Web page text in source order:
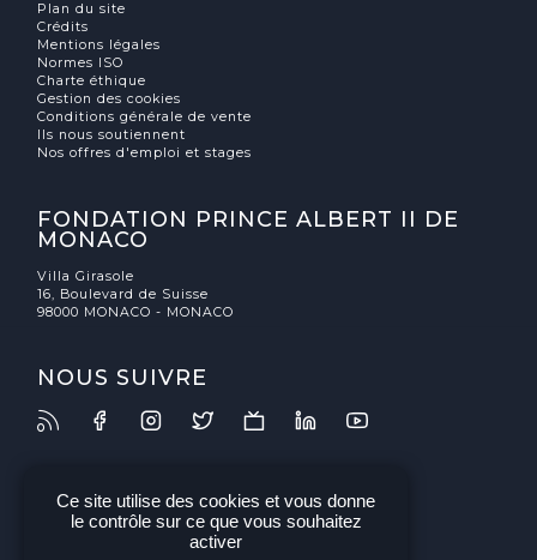
Plan du site
Crédits
Mentions légales
Normes ISO
Charte éthique
Gestion des cookies
Conditions générale de vente
Ils nous soutiennent
Nos offres d'emploi et stages
FONDATION PRINCE ALBERT II DE
MONACO
Villa Girasole
16, Boulevard de Suisse
98000 MONACO - MONACO
NOUS SUIVRE
Ce site utilise des cookies et vous donne
le contrôle sur ce que vous souhaitez
activer